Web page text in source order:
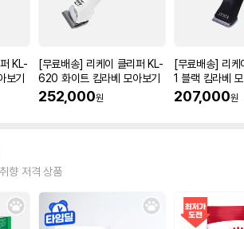
KL-
기
[무료배송] 리케이 클리퍼 KL-
620 화이트 킴라베 모아보기
252,000원
[무료배송] 리
1 블랙 킴라베
207,000원
향 저격 상품